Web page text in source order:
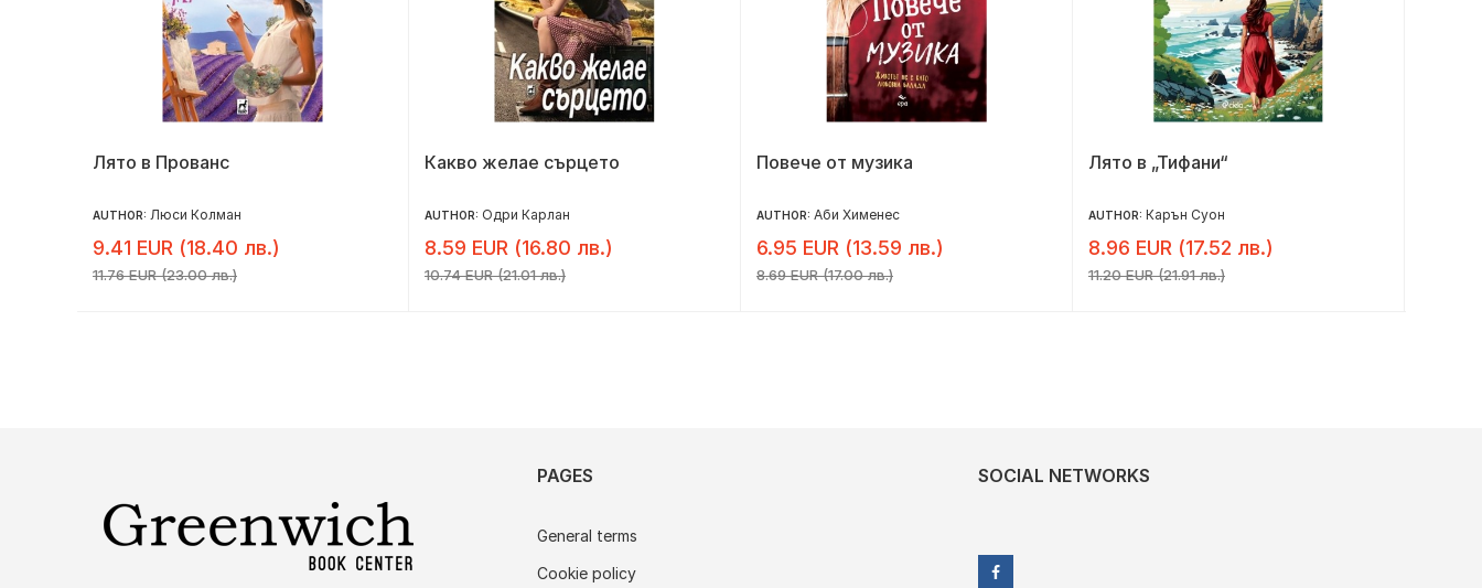
Лято в Прованс
AUTHOR: Люси Колман
9.41 EUR (18.40 лв.)
11.76 EUR (23.00 лв.)
Какво желае сърцето
AUTHOR: Одри Карлан
8.59 EUR (16.80 лв.)
10.74 EUR (21.01 лв.)
Повече от музика
AUTHOR: Аби Хименес
6.95 EUR (13.59 лв.)
8.69 EUR (17.00 лв.)
Лято в „Тифани“
AUTHOR: Карън Суон
8.96 EUR (17.52 лв.)
11.20 EUR (21.91 лв.)
PAGES
General terms
Cookie policy
SOCIAL NETWORKS